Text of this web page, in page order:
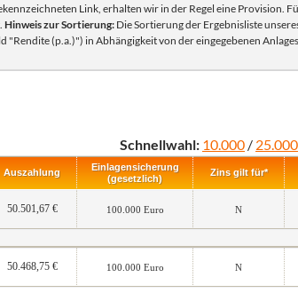
Link, erhalten wir in der Regel eine Provision.
Hinweis zur Sortierung: Die Sortierung der Ergebnisliste
(p.a.)") in Abhängigkeit von der eingegebenen
Schnellwahl: 10.000 / 25.000
Auszahlung
Einlagen­sicherung
(gesetzlich)
Zins gilt für*
50.501,67 € 100.000 Euro N
50.468,75 € 100.000 Euro N